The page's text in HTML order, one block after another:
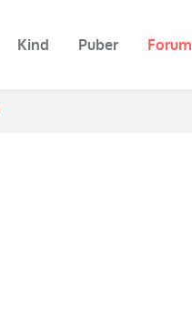
Kind Puber Forum